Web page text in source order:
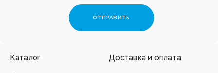
Каталог Доставка и оплата